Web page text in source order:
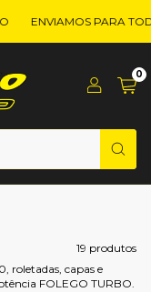
ENVIAMOS PARA
0
19 produtos
roletadas, capas e
FOLEGO TURBO.